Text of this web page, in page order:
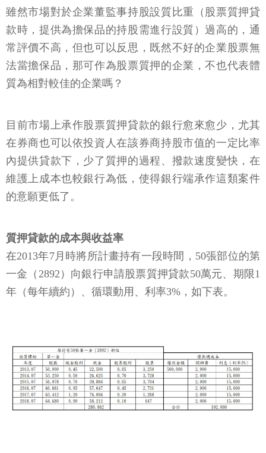
雖然市場對於企業董監事持股設質比重（股票質押貸
款時，提供為擔保品的持股需進行設質）過高的，通
常評價不高，但也可以反思，既然不好的企業股票無
法當擔保品，那可作為股票質押的企業，不也代表體
質為相對較佳的企業嗎？
目前市場上承作股票質押貸款的銀行愈來愈少，尤其
在券商也可以依投資人在該券商持股市值的一定比率
內提供貸款下，少了質押的過程、撥款速度變快，在
維護上成本也較銀行為低，使得銀行端承作這類案件
的意願更低了。
質押貸款的成本與收益率
在2013年7月時將所計畫持有一段時間，50張部位的第
一金（2892）向銀行申請股票質押貸款50萬元、期限1
年（每年續約）、循環動用、利率3%，如下表。